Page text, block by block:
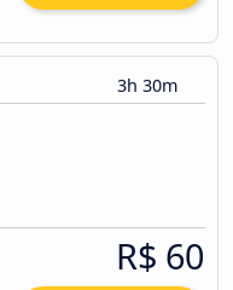
3h 30m
R$ 60